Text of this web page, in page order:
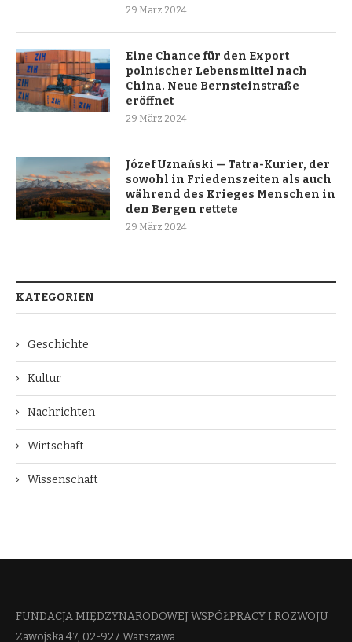
29 März 2024
Eine Chance für den Export
polnischer Lebensmittel nach
China. Neue Bernsteinstraße
eröffnet
29 März 2024
Józef Uznański — Tatra-Kurier, der
sowohl in Friedenszeiten als auch
während des Krieges Menschen in
den Bergen rettete
29 März 2024
KATEGORIEN
Geschichte
Kultur
Nachrichten
Wirtschaft
Wissenschaft
FUNDACJA MIĘDZYNARODOWEJ WSPÓŁPRACY I ROZWOJU​
Zawojska 47, 02-927 Warszawa